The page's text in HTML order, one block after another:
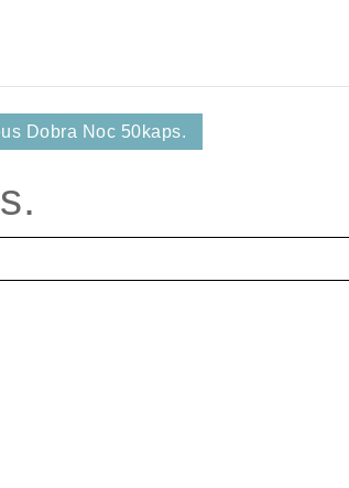
Dobra Noc 50kaps.